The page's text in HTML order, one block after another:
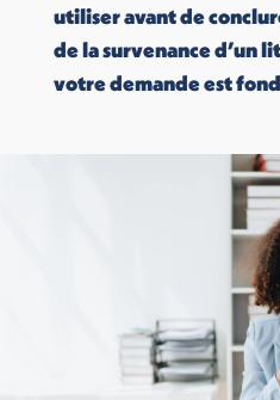
utiliser avant de
de la survenance d’un
votre demande est